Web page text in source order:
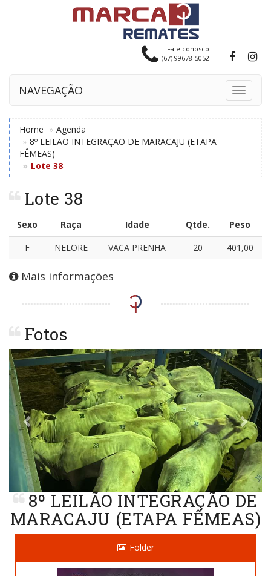
Fale conosco
(67) 99678-5052
Toggle
NAVEGAÇÃO
Home
Agenda
8º LEILÃO INTEGRAÇÃO DE MARACAJU (ETAPA
FÊMEAS)
Lote 38
Lote 38
Sexo Raça Idade Qtde.
Peso
F
NELORE VACA PRENHA 20 401,00
Mais informações
Fotos
Previous Next
8º LEILÃO INTEGRAÇÃO DE
MARACAJU (ETAPA FÊMEAS)
Folder